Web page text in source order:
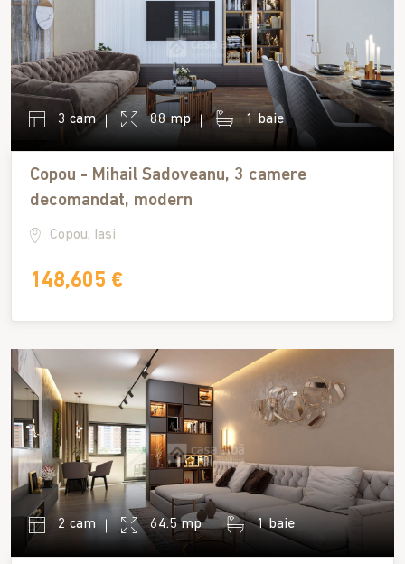
3 cam 88 mp 1 baie
Copou - Mihail Sadoveanu, 3 camere
decomandat, modern
Copou, Iasi
148,605 €
2 cam 64.5 mp 1 baie